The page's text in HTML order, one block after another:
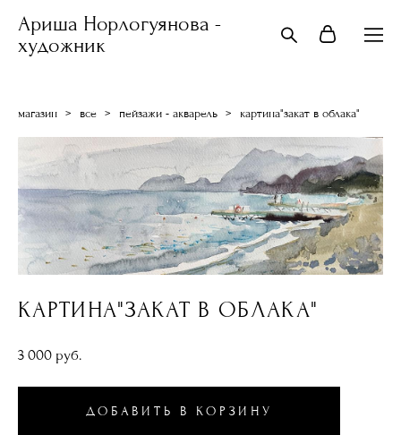
Ариша Норлогуянова -
художник
магазин > все > пейзажи - акварель > картина"закат в облака"
КАРТИНА"ЗАКАТ В ОБЛАКА"
3 000 pуб.
ДОБАВИТЬ В КОРЗИНУ